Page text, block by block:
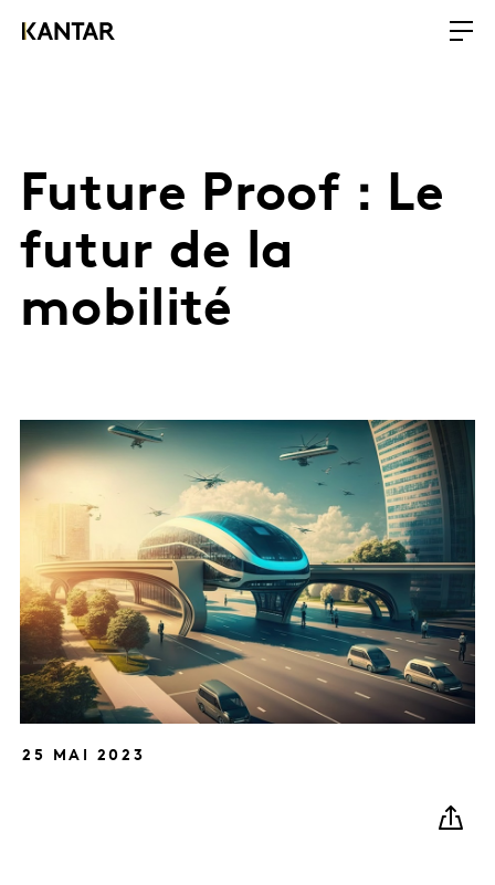
Future Proof : Le
futur de la
mobilité
25 MAI 2023